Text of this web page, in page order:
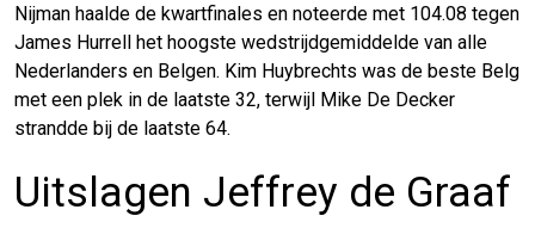
Nijman haalde de kwartfinales en noteerde met 104.08 tegen
James Hurrell het hoogste wedstrijdgemiddelde van alle
Nederlanders en Belgen. Kim Huybrechts was de beste Belg
met een plek in de laatste 32, terwijl Mike De Decker
strandde bij de laatste 64.
Uitslagen Jeffrey de Graaf